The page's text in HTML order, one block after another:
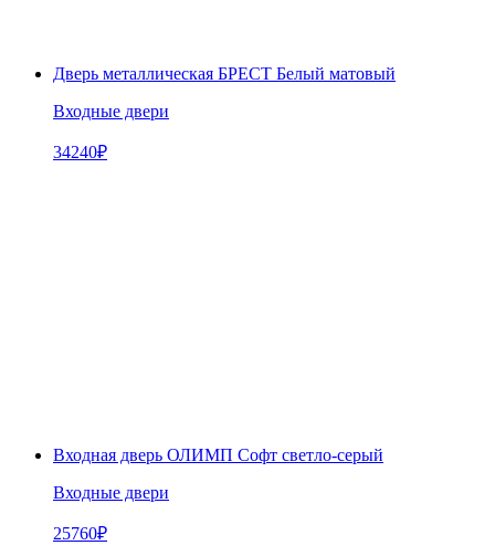
Дверь металлическая БРЕСТ Белый матовый
Входные двери
34240₽
Входная дверь ОЛИМП Софт светло-серый
Входные двери
25760₽